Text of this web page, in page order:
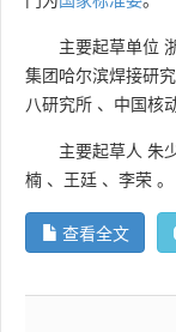
主要起草单位
集团哈尔滨焊接研
八研究所 、 中国核
主要起草人 朱
楠 、 王廷 、 李荣 。
查看全文